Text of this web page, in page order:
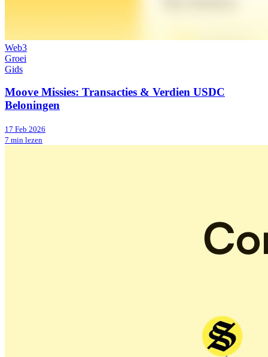
Web3
Groei
Gids
Moove Missies: Transacties & Verdien USDC
Beloningen
17 Feb 2026
7 min lezen